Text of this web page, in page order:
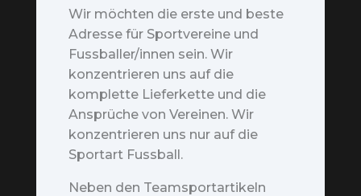
Wir möchten die erste und beste
Adresse für Sportvereine und
Fussballer/innen sein. Wir
konzentrieren uns auf die
komplette Lieferkette und die
Ansprüche von Vereinen. Wir
konzentrieren uns nur auf die
Sportart Fussball.
Neben den Teamsportartikeln